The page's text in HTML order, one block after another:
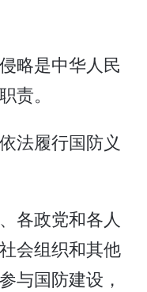
略是中华人民
责。
法履行国防义
各政党和各人
会组织和其他
与国防建设，